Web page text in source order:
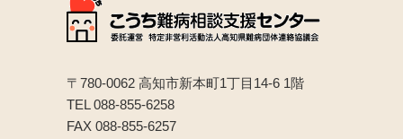
〒780-0062 高知市新本町1丁目14-6 1階
TEL 088-855-6258
FAX 088-855-6257